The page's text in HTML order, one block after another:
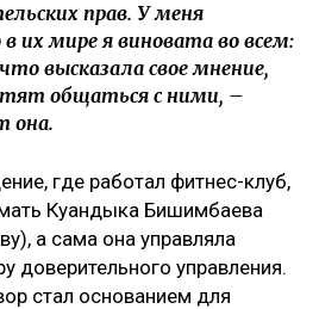
прав. У меня
их мире я виновата во всем:
высказала свое мнение,
общаться с ними, –
она.
где работал фитнес-клуб,
Куандыка Бишимбаева
а сама она управляла
доверительного управления.
стал основанием для